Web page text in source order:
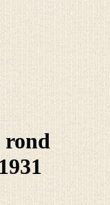
rond